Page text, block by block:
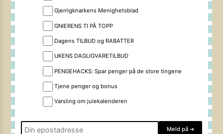
Gjerrigknarkens Menighetsblad
GNIERENS TI PÅ TOPP
Dagens TILBUD og RABATTER
UKENS DAGLIGVARETILBUD
PENGEHACKS: Spar penger på de store tingene
Tjene penger og bonus
Varsling om julekalenderen
Meld på ➔